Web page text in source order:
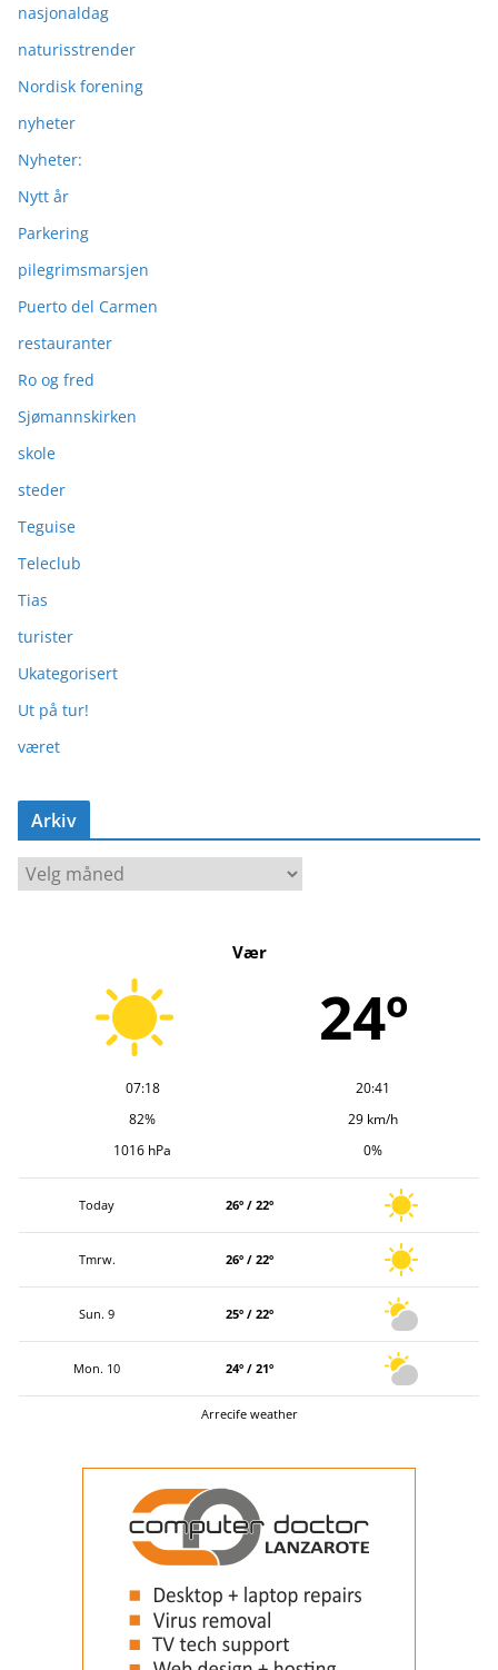
nasjonaldag
naturisstrender
Nordisk forening
nyheter
Nyheter:
Nytt år
Parkering
pilegrimsmarsjen
Puerto del Carmen
restauranter
Ro og fred
Sjømannskirken
skole
steder
Teguise
Teleclub
Tias
turister
Ukategorisert
Ut på tur!
været
Arkiv
A
r
Vær
24º
07:18
20:41
82%
29 km/h
1016 hPa
0%
Today 26º / 22º
Tmrw. 26º / 22º
Sun. 9 25º / 22º
Mon. 10 24º / 21º
Arrecife weather